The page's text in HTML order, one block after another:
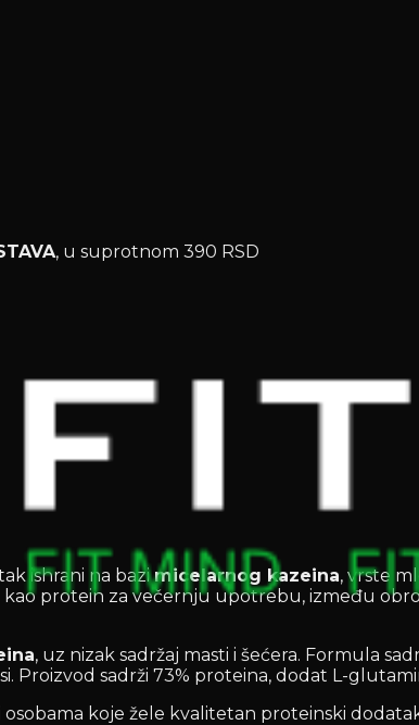
, u suprotnom 390 RSD
ishrani na bazimicelarnog kazeina, vrste
protein za večernju upotrebu, između
, uz nizak sadržaj masti i šećera. Formula
Proizvod sadrži 73% proteina, dodat L-
koje žele kvalitetan proteinski